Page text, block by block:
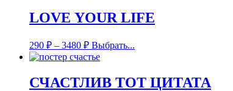
LOVE YOUR LIFE
290 ₽ – 3480 ₽ Выбрать...
СЧАСТЛИВ ТОТ ЦИТАТА